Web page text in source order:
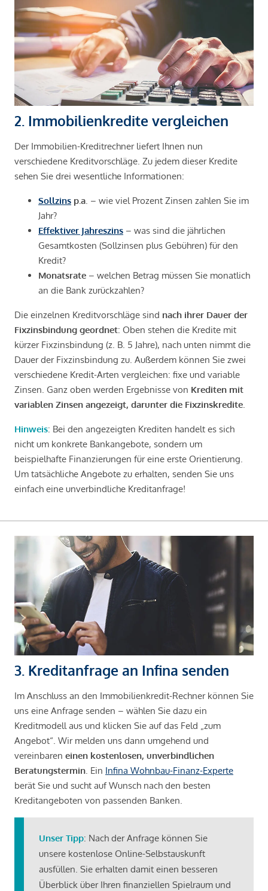
2. Immobilienkredite vergleichen
Der Immobilien-Kreditrechner liefert Ihnen nun
verschiedene Kreditvorschläge. Zu jedem dieser Kredite
sehen Sie drei wesentliche Informationen:
Sollzins p.a . – wie viel Prozent Zinsen zahlen Sie im
Jahr?
Effektiver Jahreszins – was sind die jährlichen
Gesamtkosten (Sollzinsen plus Gebühren) für den
Kredit?
Monatsrate – welchen Betrag müssen Sie monatlich
an die Bank zurückzahlen?
Die einzelnen Kreditvorschläge sind nach ihrer Dauer der
Fixzinsbindung geordnet: Oben stehen die Kredite mit
kürzer Fixzinsbindung (z. B. 5 Jahre), nach unten nimmt die
Dauer der Fixzinsbindung zu. Außerdem können Sie zwei
verschiedene Kredit-Arten vergleichen: fixe und variable
Zinsen. Ganz oben werden Ergebnisse von Krediten mit
variablen Zinsen angezeigt, darunter die Fixzinskredite
Hinweis: Bei den angezeigten Krediten handelt es sich
nicht um konkrete Bankangebote, sondern um
beispielhafte Finanzierungen für eine erste Orientierung.
Um tatsächliche Angebote zu erhalten, senden Sie uns
einfach eine unverbindliche Kreditanfrage!
3. Kreditanfrage an Infina senden
Im Anschluss an den Immobilienkredit-Rechner können Sie
uns eine Anfrage senden – wählen Sie dazu ein
Kreditmodell aus und klicken Sie auf das Feld „zum
Angebot“. Wir melden uns dann umgehend und
vereinbaren einen kostenlosen, unverbindlichen
Beratungstermin . Ein Infina Wohnbau-Finanz-Experte
berät Sie und sucht auf Wunsch nach den besten
Kreditangeboten von passenden Banken.
Unser Tipp: Nach der Anfrage können Sie
unsere kostenlose Online-Selbstauskunft
ausfüllen. Sie erhalten damit einen besseren
Überblick über Ihren finanziellen Spielraum und